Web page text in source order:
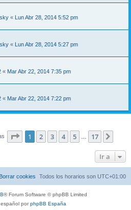
« Lun Abr 28, 2014 5:52 pm
« Lun Abr 28, 2014 5:27 pm
« Mar Abr 22, 2014 7:35 pm
« Mar Abr 22, 2014 7:22 pm
Página de 17
1 2 3 4 5 17
Ir a
Todos los horarios son UTC+01:00
Borrar cookies
® Forum Software © phpBB Limited
porphpBB España